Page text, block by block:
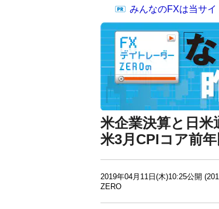
みんなのFXは当サイ
米企業決算と日米
米3月CPIコア前
2019年04月11日(木)10:25公開
ZERO